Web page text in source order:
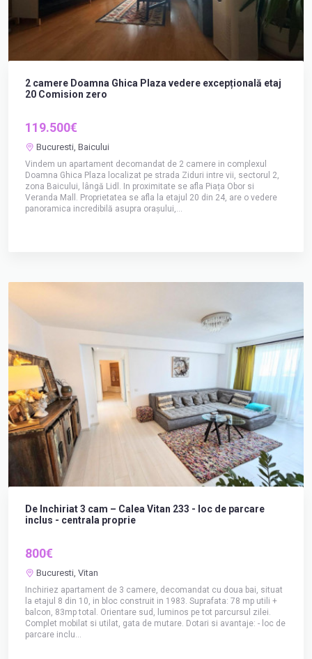
2 camere Doamna Ghica Plaza vedere excepțională etaj
20 Comision zero
119.500€
Bucuresti, Baicului
Vindem un apartament decomandat de 2 camere in complexul
Doamna Ghica Plaza localizat pe strada Ziduri intre vii, sectorul 2,
zona Baicului, lângă Lidl. In proximitate se afla Piața Obor si
Veranda Mall. Proprietatea se afla la etajul 20 din 24, are o vedere
panoramica incredibilă asupra orașului,...
De Inchiriat 3 cam – Calea Vitan 233 - loc de parcare
inclus - centrala proprie
800€
Bucuresti, Vitan
Inchiriez apartament de 3 camere, decomandat cu doua bai, situat
la etajul 8 din 10, in bloc construit in 1983. Suprafata: 78 mp utili +
balcon, 83mp total. Orientare sud, luminos pe tot parcursul zilei.
Complet mobilat si utilat, gata de mutare. Dotari si avantaje: - loc de
parcare inclu...